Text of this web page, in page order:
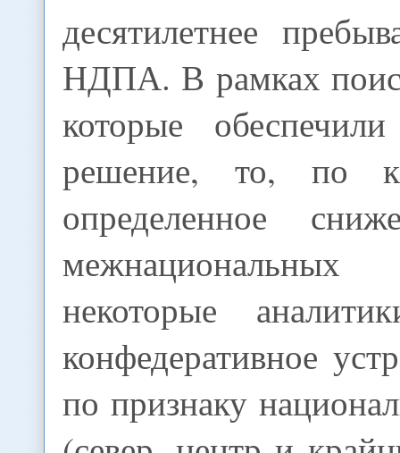
десятилетнее
НДПА. В рамках
которые
решение, то, по
определенное
некоторые
конфедеративное
по признаку